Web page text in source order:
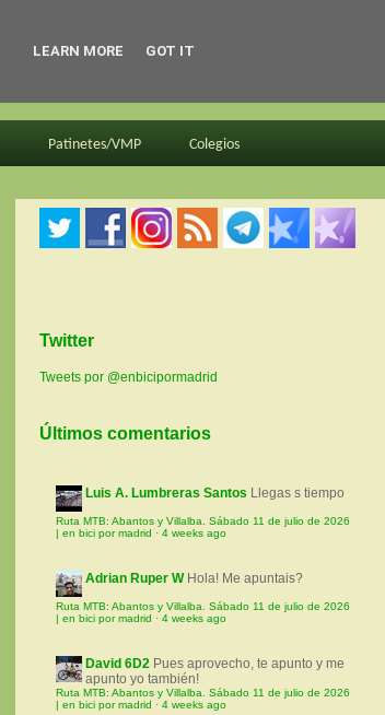
Patinetes/VMP Colegios
Twitter
Tweets por @enbicipormadrid
Últimos comentarios
Luis A. Lumbreras Santos Llegas s tiempo
Ruta MTB: Abantos y Villalba. Sábado 11 de julio de 2026
| en bici por madrid · 4 weeks ago
Adrian Ruper W Hola! Me apuntais?
Ruta MTB: Abantos y Villalba. Sábado 11 de julio de 2026
| en bici por madrid · 4 weeks ago
David 6D2 Pues aprovecho, te apunto y me
apunto yo también!
Ruta MTB: Abantos y Villalba. Sábado 11 de julio de 2026
| en bici por madrid · 4 weeks ago
LEARN MORE GOT IT